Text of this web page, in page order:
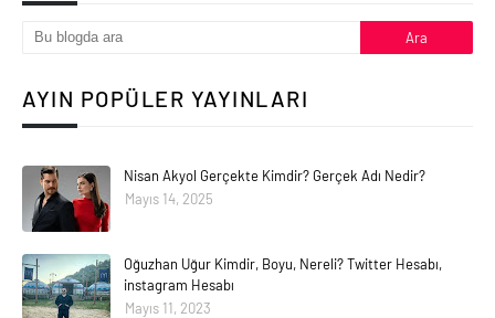
AYIN POPÜLER YAYINLARI
Nisan Akyol Gerçekte Kimdir? Gerçek Adı Nedir?
Mayıs 14, 2025
Oğuzhan Uğur Kimdir, Boyu, Nereli? Twitter Hesabı,
instagram Hesabı
Mayıs 11, 2023